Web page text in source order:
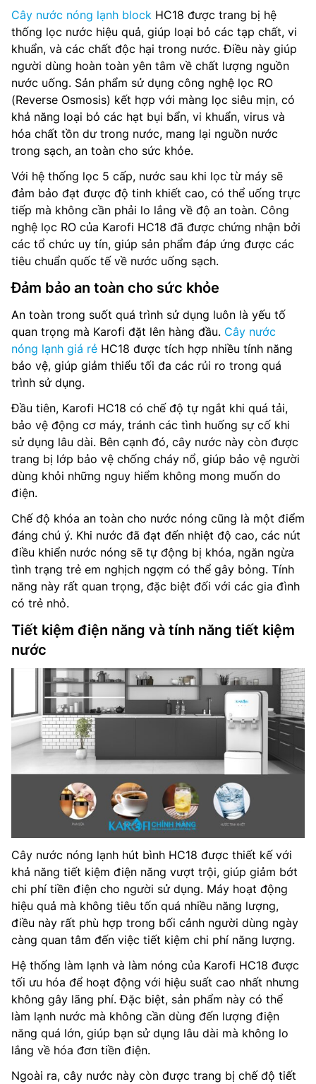
Cây nước nóng lạnh block HC18 được trang bị hệ
thống lọc nước hiệu quả, giúp loại bỏ các tạp chất, vi
khuẩn, và các chất độc hại trong nước. Điều này giúp
người dùng hoàn toàn yên tâm về chất lượng nguồn
nước uống. Sản phẩm sử dụng công nghệ lọc RO
(Reverse Osmosis) kết hợp với màng lọc siêu mịn, có
khả năng loại bỏ các hạt bụi bẩn, vi khuẩn, virus và
hóa chất tồn dư trong nước, mang lại nguồn nước
trong sạch, an toàn cho sức khỏe.
Với hệ thống lọc 5 cấp, nước sau khi lọc từ máy sẽ
đảm bảo đạt được độ tinh khiết cao, có thể uống trực
tiếp mà không cần phải lo lắng về độ an toàn. Công
nghệ lọc RO của Karofi HC18 đã được chứng nhận bởi
các tổ chức uy tín, giúp sản phẩm đáp ứng được các
tiêu chuẩn quốc tế về nước uống sạch.
Đảm bảo an toàn cho sức khỏe
An toàn trong suốt quá trình sử dụng luôn là yếu tố
quan trọng mà Karofi đặt lên hàng đầu. Cây nước
nóng lạnh giá rẻ HC18 được tích hợp nhiều tính năng
bảo vệ, giúp giảm thiểu tối đa các rủi ro trong quá
trình sử dụng.
Đầu tiên, Karofi HC18 có chế độ tự ngắt khi quá tải,
bảo vệ động cơ máy, tránh các tình huống sự cố khi
sử dụng lâu dài. Bên cạnh đó, cây nước này còn được
trang bị lớp bảo vệ chống cháy nổ, giúp bảo vệ người
dùng khỏi những nguy hiểm không mong muốn do
điện.
Chế độ khóa an toàn cho nước nóng cũng là một điểm
đáng chú ý. Khi nước đã đạt đến nhiệt độ cao, các nút
điều khiển nước nóng sẽ tự động bị khóa, ngăn ngừa
tình trạng trẻ em nghịch ngợm có thể gây bỏng. Tính
năng này rất quan trọng, đặc biệt đối với các gia đình
có trẻ nhỏ.
Tiết kiệm điện năng và tính năng tiết kiệm
nước
Cây nước nóng lạnh hút bình HC18 được thiết kế với
khả năng tiết kiệm điện năng vượt trội, giúp giảm bớt
chi phí tiền điện cho người sử dụng. Máy hoạt động
hiệu quả mà không tiêu tốn quá nhiều năng lượng,
điều này rất phù hợp trong bối cảnh người dùng ngày
càng quan tâm đến việc tiết kiệm chi phí năng lượng.
Hệ thống làm lạnh và làm nóng của Karofi HC18 được
tối ưu hóa để hoạt động với hiệu suất cao nhất nhưng
không gây lãng phí. Đặc biệt, sản phẩm này có thể
làm lạnh nước mà không cần dùng đến lượng điện
năng quá lớn, giúp bạn sử dụng lâu dài mà không lo
lắng về hóa đơn tiền điện.
Ngoài ra, cây nước này còn được trang bị chế độ tiết